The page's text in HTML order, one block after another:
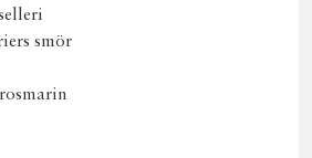
smör